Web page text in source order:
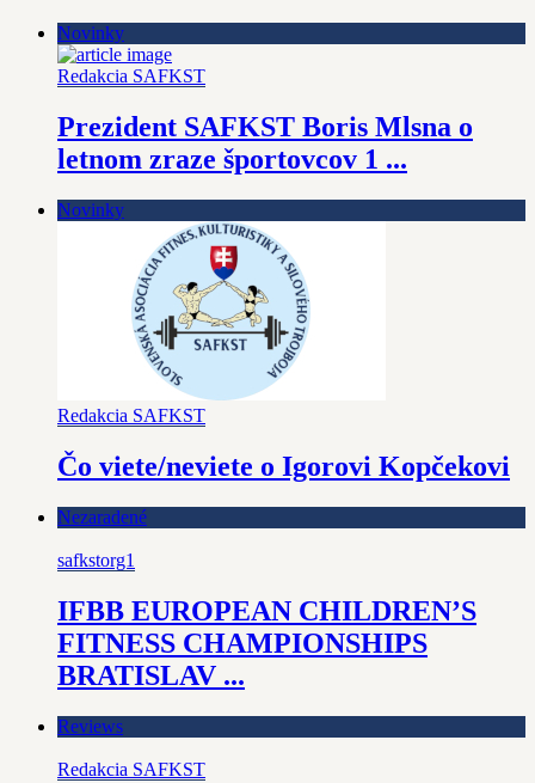
Novinky
Redakcia SAFKST
Prezident SAFKST Boris Mlsna o
letnom zraze športovcov 1 ...
Novinky
Redakcia SAFKST
Čo viete/neviete o Igorovi Kopčekovi
Nezaradené
safkstorg1
IFBB EUROPEAN CHILDREN’S
FITNESS CHAMPIONSHIPS
BRATISLAV ...
Reviews
Redakcia SAFKST